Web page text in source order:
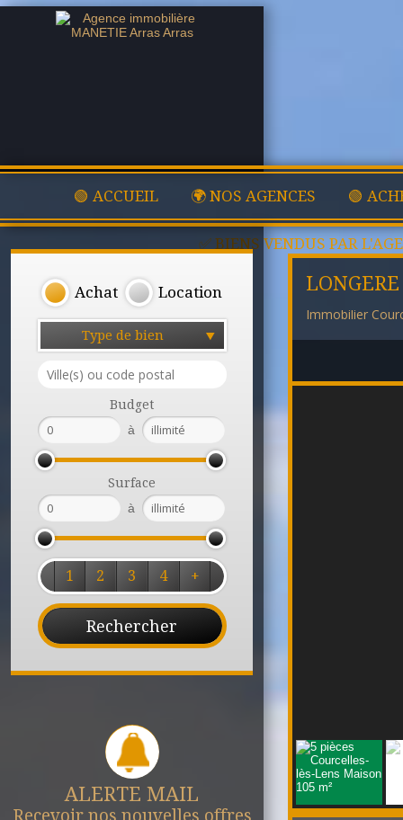
🟢 ACCUEIL 🌍 NOS AGENCES 🟢
✅ BIENS VENDUS PAR
Achat Location
Type de bien
Budget
à
Surface
à
1 2 3 4 +
ALERTE MAIL
Immobilier